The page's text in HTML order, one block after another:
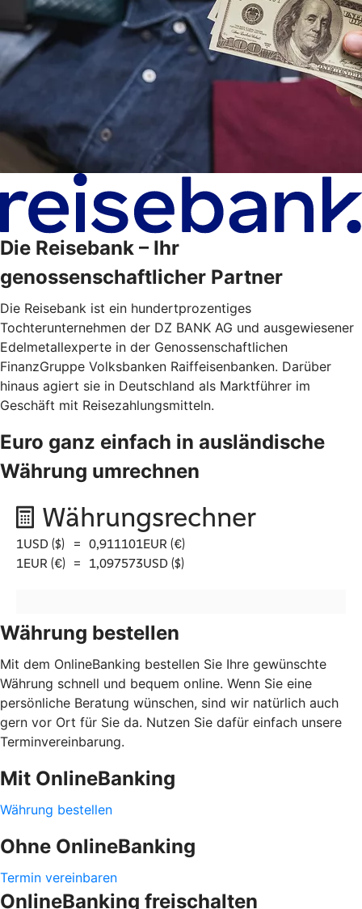
Die Reisebank – Ihr
genossenschaftlicher Partner
Die Reisebank ist ein hundertprozentiges
Tochterunternehmen der DZ BANK AG und ausgewiesener
Edelmetallexperte in der Genossenschaftlichen
FinanzGruppe Volksbanken Raiffeisenbanken. Darüber
hinaus agiert sie in Deutschland als Marktführer im
Geschäft mit Reisezahlungsmitteln.
Euro ganz einfach in ausländische
Währung umrechnen
Währung bestellen
Mit dem OnlineBanking bestellen Sie Ihre gewünschte
Währung schnell und bequem online. Wenn Sie eine
persönliche Beratung wünschen, sind wir natürlich auch
gern vor Ort für Sie da. Nutzen Sie dafür einfach unsere
Terminvereinbarung.
Mit OnlineBanking
Währung bestellen
Ohne OnlineBanking
Termin vereinbaren
OnlineBanking freischalten